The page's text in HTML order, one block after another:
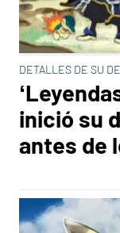
DETALLES DE SU
inició su
antes de